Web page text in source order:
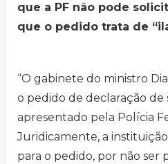
que a PF não pode
que o pedido trata de
“O gabinete do ministro
o pedido de declaração de
apresentado pela Polícia
Juridicamente, a
para o pedido, por não ser